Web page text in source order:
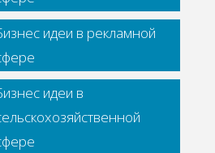
идеи в рекламной
идеи в